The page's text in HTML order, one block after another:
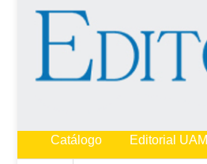
Catálogo Editorial UAM